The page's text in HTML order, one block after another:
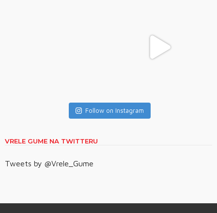
Follow on Instagram
VRELE GUME NA TWITTERU
Tweets by @Vrele_Gume